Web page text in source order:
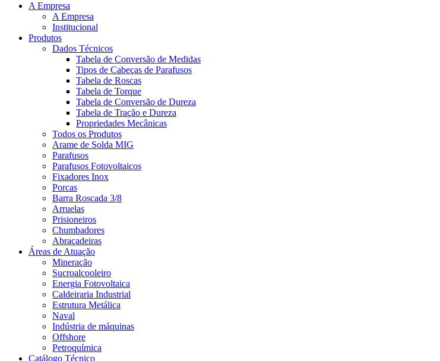
A Empresa
A Empresa
Institucional
Produtos
Dados Técnicos
Tabela de Conversão de Medidas
Tipos de Cabeças de Parafusos
Tabela de Roscas
Tabela de Torque
Tabela de Conversão de Dureza
Tabela de Tração e Dureza
Propriedades Mecânicas
Todos os Produtos
Arame de Solda MIG
Parafusos
Parafusos Fotovoltaicos
Fixadores Inox
Porcas
Barra Roscada 3/8
Arruelas
Prisioneiros
Chumbadores
Abraçadeiras
Áreas de Atuação
Mineração
Sucroalcooleiro
Energia Fotovoltaica
Caldeiraria Industrial
Estrutura Metálica
Naval
Indústria de máquinas
Offshore
Petroquímica
Catálogo Técnico